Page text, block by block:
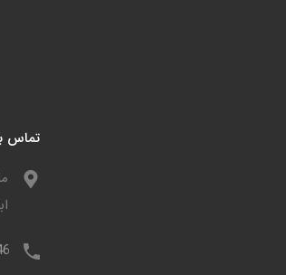
تماس